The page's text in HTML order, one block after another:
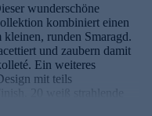
wunderschöne
kombiniert einen
runden Smaragd.
und zaubern damit
Ein weiteres
mit teils
20 weiß strahlende
komplett. Ein